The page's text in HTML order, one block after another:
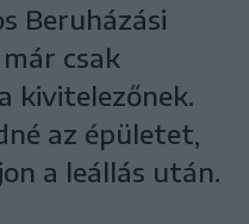
Beruházási
csak
kivitelezőnek.
az épületet,
a leállás után.